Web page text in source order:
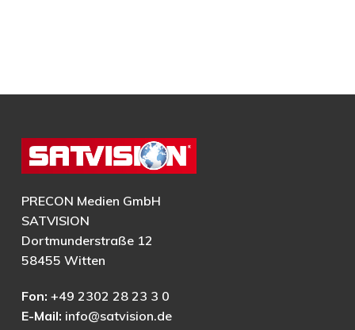
PRECON Medien GmbH
SATVISION
Dortmunderstraße 12
58455 Witten
Fon: +49 2302 28 23 3 0
E-Mail: info@satvision.de